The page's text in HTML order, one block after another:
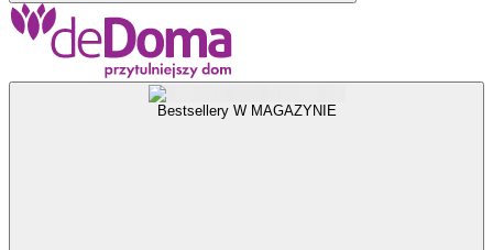
Bestsellery W MAGAZYNIE